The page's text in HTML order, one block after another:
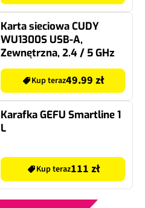
Karta sieciowa CUDY
WU1300S USB-A,
Zewnętrzna, 2.4 / 5 GHz
Kup teraz49.99 zł
Karafka GEFU Smartline 1
L
Kup teraz111 zł